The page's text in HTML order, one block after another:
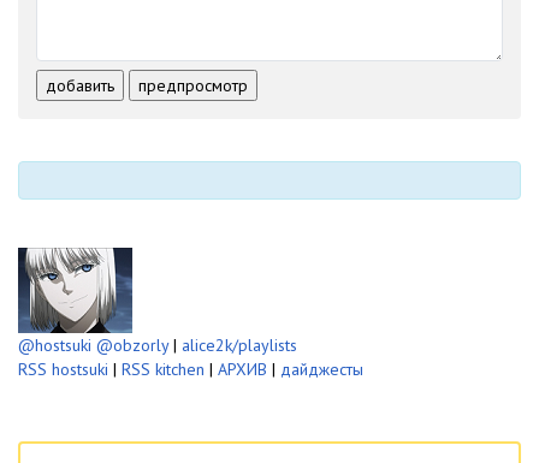
-
-
добавить предпросмотр
@hostsuki @obzorly| alice2k/playlists
RSS hostsuki | RSS kitchen | АРХИВ | дайджесты